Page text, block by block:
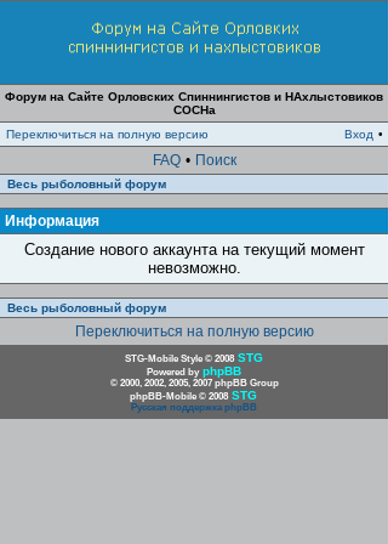
Форум на Сайте Орловских Спиннингистов и НАхлыстовиков
СОСНа
Переключиться на полную версию
Вход •
FAQ • Поиск
Весь рыболовный форум
Информация
Создание нового аккаунта на текущий момент
невозможно.
Весь рыболовный форум
Переключиться на полную версию
STG-Mobile Style © 2008 STG
Powered by phpBB
© 2000, 2002, 2005, 2007 phpBB Group
phpBB-Mobile © 2008 STG
Русская поддержка phpBB